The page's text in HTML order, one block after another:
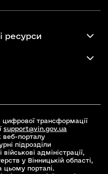
ресурси
цифрової трансформації
support@vin.gov.ua
веб-порталу
підрозділи
адміністрації,
у Вінницькій області,
цьому порталі.